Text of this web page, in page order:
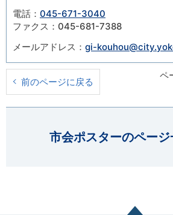
電話： 045-671-3040
ファクス：045-681-7388
メールアドレス： gi-
前のページに戻る
ペ
市会ポスターのページ
開く